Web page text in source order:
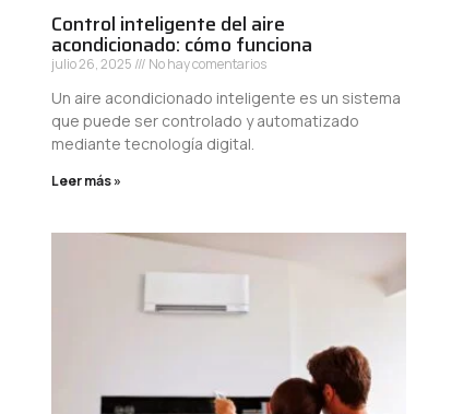
Control inteligente del aire
acondicionado: cómo funciona
julio 26, 2025 No hay comentarios
Un aire acondicionado inteligente es un sistema
que puede ser controlado y automatizado
mediante tecnología digital.
Leer más »